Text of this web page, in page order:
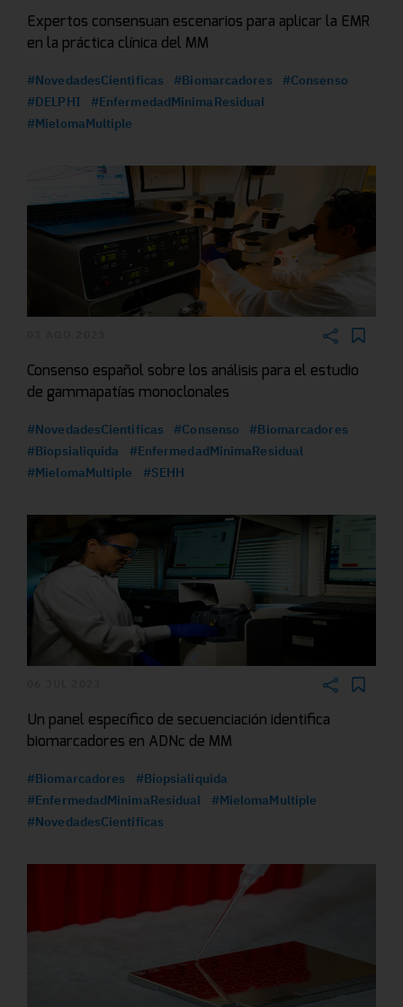
Expertos consensuan escenarios para aplicar la EMR
en la práctica clínica del MM
#NovedadesCientificas #Biomarcadores
#Consenso
#DELPHI
#EnfermedadMinimaResidual
#MielomaMultiple
Consenso español sobre los análisis para el estudio
de gammapatías monoclonales
#NovedadesCientificas #Consenso
#Biomarcadores
#Biopsialiquida
#EnfermedadMinimaResidual
#MielomaMultiple
#SEHH
Un panel específico de secuenciación identifica
biomarcadores en ADNc de MM
#Biomarcadores
#Biopsialiquida
#EnfermedadMinimaResidual
#MielomaMultiple
#NovedadesCientificas